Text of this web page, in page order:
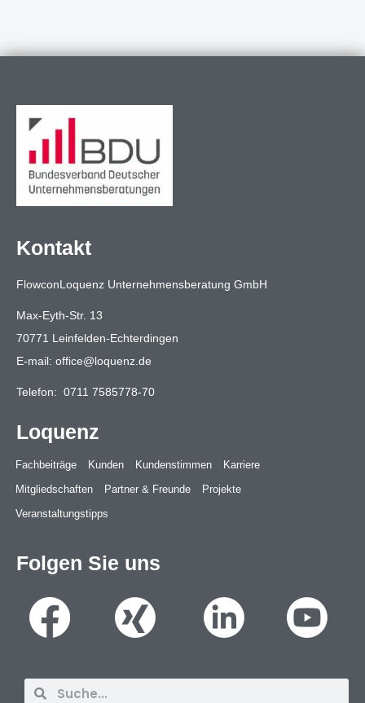
Kontakt
FlowconLoquenz Unternehmensberatung GmbH
Max-Eyth-Str. 13
70771 Leinfelden-Echterdingen
E-mail: office@loquenz.de
Telefon: 0711 7585778-70
Loquenz
Fachbeiträge Kunden Kundenstimmen
Karriere
Mitgliedschaften
Partner & Freunde
Projekte
Veranstaltungstipps
Folgen Sie uns